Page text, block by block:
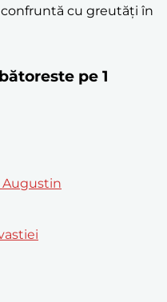
cu greutăți în
pe 1
Augustin